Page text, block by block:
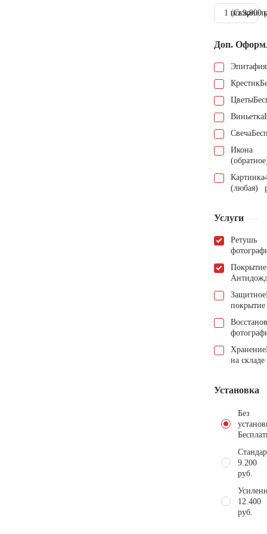
1 шт.9.000
Доп.
Эпитафия
Крестик
Цветы
Виньетка
Свеча
Икона
Картинка
(любая)
Услуги
Ретушь
Покрытие
Защитное
покрытие
Хранение
на складе
Установка
Без
9.200
руб.
12.400
руб.